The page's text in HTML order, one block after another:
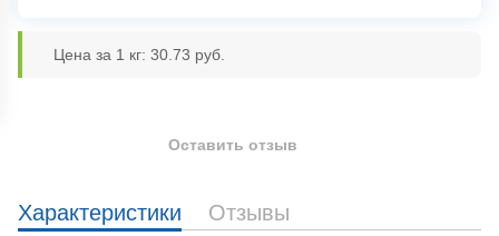
Цена за 1 кг: 30.73 руб.
Характеристики Отзывы
Оставить отзыв